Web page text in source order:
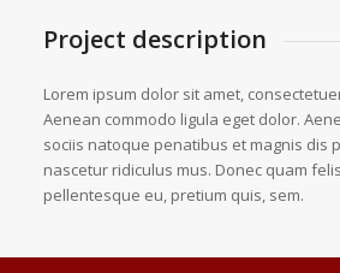
Project description
Lorem ipsum dolor sit amet,
Aenean commodo ligula eget dolor.
sociis natoque penatibus et magnis dis
nascetur ridiculus mus. Donec quam
pellentesque eu, pretium quis, sem.